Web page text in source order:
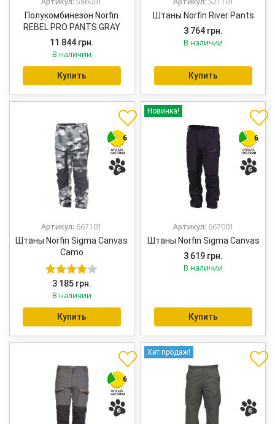
Полукомбинезон Norfin
REBEL PRO PANTS GRAY
11 844 грн.
В наличии
Купить
Штаны Norfin River Pants
3 764 грн.
В наличии
Купить
Артикул: 667101
Штаны Norfin Sigma Canvas
Camo
Оценка
4.00из 5
3 185 грн.
В наличии
Купить
Новинка!
Артикул: 667001
Штаны Norfin Sigma Canvas
3 619 грн.
В наличии
Купить
Хит продаж!